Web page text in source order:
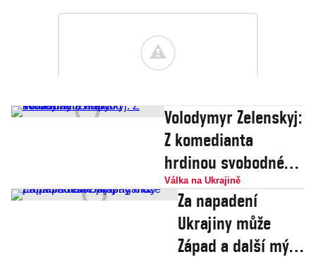
Volodymyr Zelenskyj:
Z komedianta
hrdinou svobodné
Evropy
Válka na Ukrajině
Za napadení
Ukrajiny může
Západ a další mýty